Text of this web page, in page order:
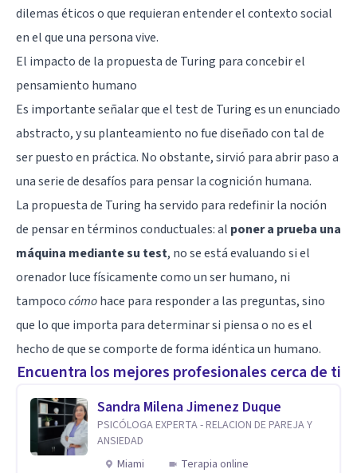
dilemas éticos o que requieran entender el contexto social
en el que una persona vive.
El impacto de la propuesta de Turing para concebir el
pensamiento humano
Es importante señalar que el test de Turing es un enunciado
abstracto, y su planteamiento no fue diseñado con tal de
ser puesto en práctica. No obstante, sirvió para abrir paso a
una serie de desafíos para pensar la cognición humana.
La propuesta de Turing ha servido para redefinir la noción
de pensar en términos conductuales: al poner a prueba una
máquina mediante su test, no se está evaluando si el
orenador luce físicamente como un ser humano, ni
tampococómohace para responder a las preguntas, sino
que lo que importa para determinar si piensa o no es el
hecho de que se comporte de forma idéntica un humano.
Encuentra los mejores profesionales cerca de ti
Sandra Milena Jimenez Duque
PSICÓLOGA EXPERTA - RELACION DE PAREJA Y
ANSIEDAD
Miami
Terapia online